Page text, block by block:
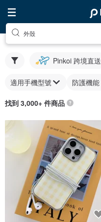
外殼
Pinkoi 跨境直送
適用手機型號 防護機能
找到 3,000+ 件商品